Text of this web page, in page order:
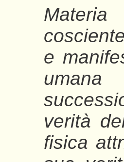
e
verità
fisica